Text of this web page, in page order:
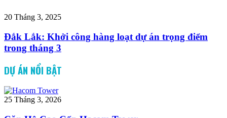
20 Tháng 3, 2025
Đắk Lắk: Khởi công hàng loạt dự án trọng điểm
trong tháng 3
DỰ ÁN NỔI BẬT
25 Tháng 3, 2026